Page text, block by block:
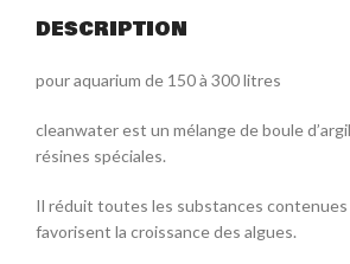
DESCRIPTION
pour aquarium de 150 à 300 litres
cleanwater est un mélange de boule
résines spéciales.
Il réduit toutes les substances contenues
favorisent la croissance des algues.